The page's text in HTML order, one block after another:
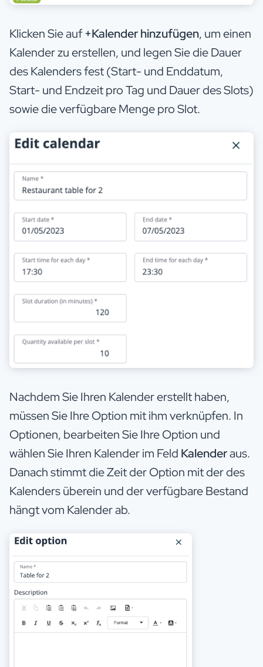
Klicken Sie auf+Kalender hinzufügen, um einen
Kalender zu erstellen, und legen Sie die Dauer
des Kalenders fest (Start- und Enddatum,
Start- und Endzeit pro Tag und Dauer des Slots)
sowie die verfügbare Menge pro Slot.
Nachdem Sie Ihren Kalender erstellt haben,
müssen Sie Ihre Option mit ihm verknüpfen. In
Optionen, bearbeiten Sie Ihre Option und
wählen Sie Ihren Kalender im Feld Kalenderaus.
Danach stimmt die Zeit der Option mit der des
Kalenders überein und der verfügbare Bestand
hängt vom Kalender ab.